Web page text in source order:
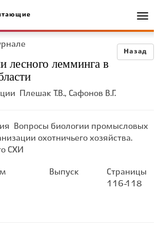
Назад
лесного лемминга в
Плешак Т.В., Сафонов В.Г.
Вопросы биологии промысловых
охотничьего хозяйства.
СХИ
Выпуск
Страницы
116-118